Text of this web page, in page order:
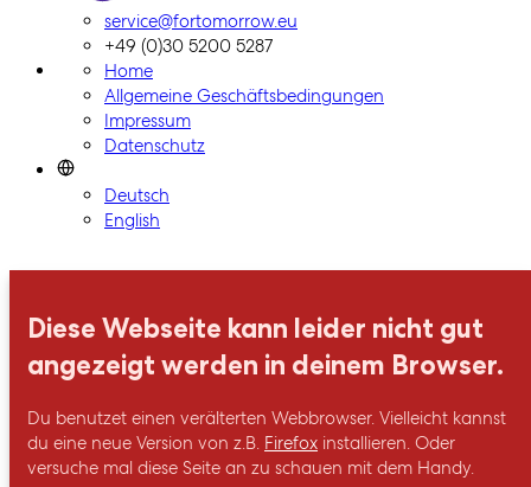
ForTomorrow-Logo, zur Homepage
service@fortomorrow.eu
+49 (0)30 5200 5287
Home
Allgemeine Geschäftsbedingungen
Impressum
Datenschutz
Deutsch
English
Diese Webseite kann leider nicht gut
angezeigt werden in deinem Browser.
Du benutzet einen verälterten Webbrowser. Vielleicht kannst
du eine neue Version von z.B. Firefox installieren. Oder
versuche mal diese Seite an zu schauen mit dem Handy.